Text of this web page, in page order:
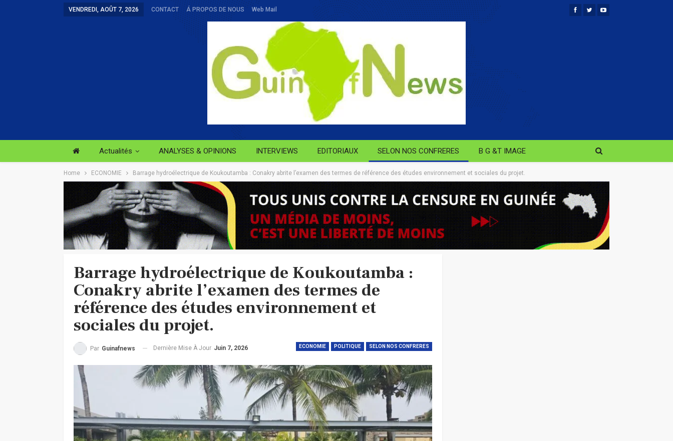
VENDREDI, AOÛT 7, 2026 CONTACT Á PROPOS DE NOUS Web Mail
Actualités ANALYSES & OPINIONS INTERVIEWS EDITORIAUX SELON NOS CONFRERES B G &T IMAGE
Home ECONOMIE Barrage hydroélectrique de Koukoutamba : Conakry abrite l’examen des termes de référence des études environnement et sociales du projet.
Barrage hydroélectrique de Koukoutamba :
Conakry abrite l’examen des termes de
référence des études environnement et
sociales du projet.
ECONOMIE POLITIQUE SELON NOS CONFRERES
Par Guinafnews Dernière Mise À Jour Juin 7, 2026